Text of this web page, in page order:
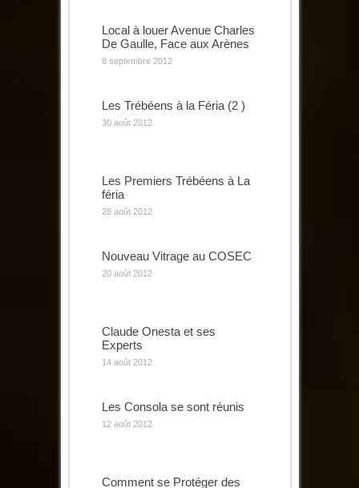
Local à louer Avenue Charles
De Gaulle, Face aux Arènes
8 septembre 2012
Les Trébéens à la Féria (2 )
30 août 2012
Les Premiers Trébéens à La
féria
28 août 2012
Nouveau Vitrage au COSEC
20 août 2012
Claude Onesta et ses
Experts
14 août 2012
Les Consola se sont réunis
12 août 2012
Comment se Protéger des